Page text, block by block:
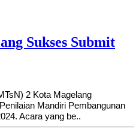
Sukses Submit
2 Kota Magelang
Mandiri Pembangunan
Acara yang be..